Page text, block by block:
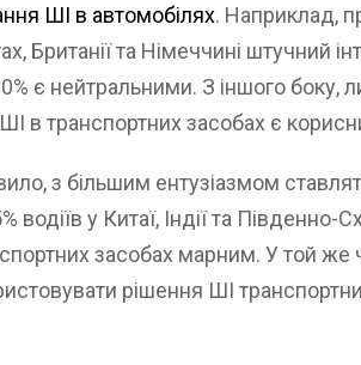
ШІ в автомобілях. Наприклад,
Британії та Німеччині штучний
є нейтральними. З іншого боку,
в транспортних засобах є
з більшим ентузіазмом
у Китаї, Індії та Південно-
засобах марним. У той же
рішення ШІ